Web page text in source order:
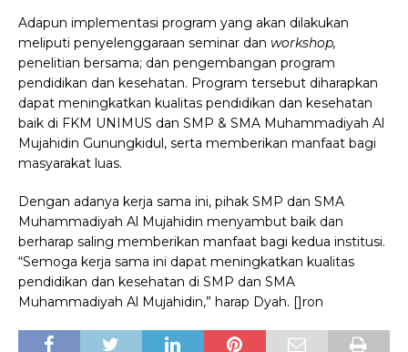
Adapun implementasi program yang akan dilakukan
meliputi penyelenggaraan seminar dan workshop,
penelitian bersama; dan pengembangan program
pendidikan dan kesehatan. Program tersebut diharapkan
dapat meningkatkan kualitas pendidikan dan kesehatan
baik di FKM UNIMUS dan SMP & SMA Muhammadiyah Al
Mujahidin Gunungkidul, serta memberikan manfaat bagi
masyarakat luas.
Dengan adanya kerja sama ini, pihak SMP dan SMA
Muhammadiyah Al Mujahidin menyambut baik dan
berharap saling memberikan manfaat bagi kedua institusi.
“Semoga kerja sama ini dapat meningkatkan kualitas
pendidikan dan kesehatan di SMP dan SMA
Muhammadiyah Al Mujahidin,” harap Dyah. []ron